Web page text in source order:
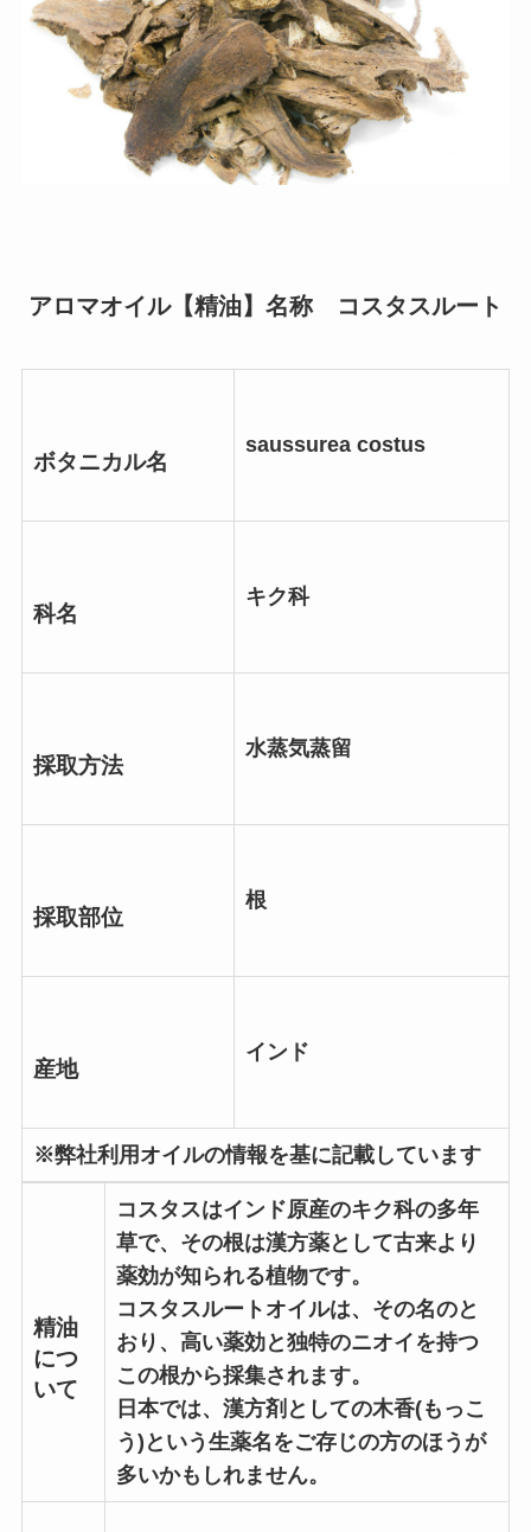
アロマオイル【精油】名称 コスタスルート
ボタニカル名
saussurea costus
科名
キク科
採取方法
水蒸気蒸留
採取部位
根
産地
インド
※弊社利用オイルの情報を基に記載しています
精油
につ
いて
コスタスはインド原産のキク科の多年
草で、その根は漢方薬として古来より
薬効が知られる植物です。
コスタスルートオイルは、その名のと
おり、高い薬効と独特のニオイを持つ
この根から採集されます。
日本では、漢方剤としての木香(もっこ
う)という生薬名をご存じの方のほうが
多いかもしれません。